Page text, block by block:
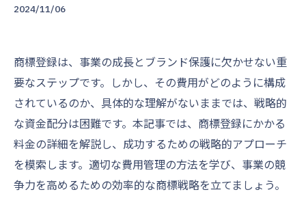
2024/11/06
商標登録は、事業の成長とブランド保護に欠かせない重
要なステップです。しかし、その費用がどのように構成
されているのか、具体的な理解がないままでは、戦略的
な資金配分は困難です。本記事では、商標登録にかかる
料金の詳細を解説し、成功するための戦略的アプローチ
を模索します。適切な費用管理の方法を学び、事業の競
争力を高めるための効率的な商標戦略を立てましょう。